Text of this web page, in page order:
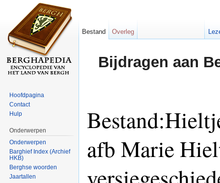
Bijdragen aan
afb Marie
Bestand Overleg
Hoofdpagina
Contact
Hulp
Onderwerpen
Onderwerpen
Barghief Index (Archief
HKB)
Berghse woorden
Jaartallen